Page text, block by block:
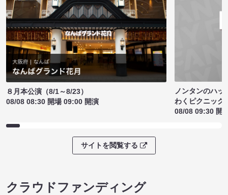
８月本公演（8/1～8/23）
08/08 08:30 開場 09:00 開演
ノンタンのハッ
わくピクニック
08/08 09:30 開
サイトを閲覧する
クラウドファンディング